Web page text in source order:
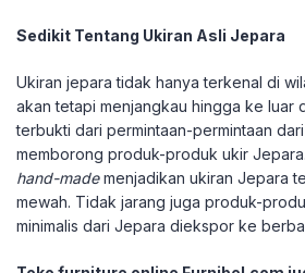
Sedikit Tentang Ukiran Asli Jepara
Ukiran jepara tidak hanya terkenal di
akan tetapi menjangkau hingga ke luar
terbukti dari permintaan-permintaan
memborong produk-produk ukir
hand-mademenjadikan ukiran Jepara
mewah. Tidak jarang juga produk-
minimalis dari Jepara diekspor ke